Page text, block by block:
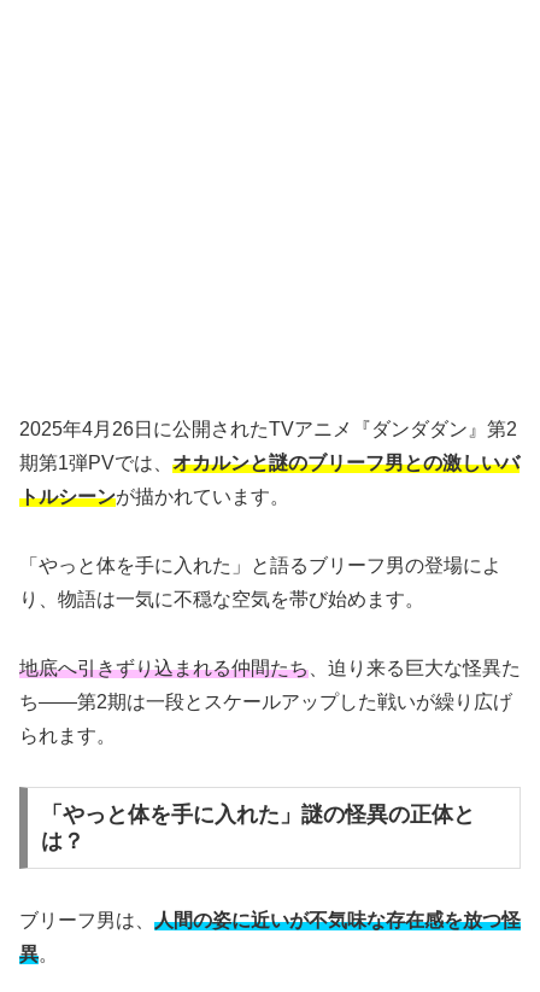
2025年4月26日に公開されたTVアニメ『ダンダダン』第2
期第1弾PVでは、 オカルンと謎のブリーフ男との激しいバ
トルシーンが描かれています。
「やっと体を手に入れた」と語るブリーフ男の登場によ
り、物語は一気に不穏な空気を帯び始めます。
地底へ引きずり込まれる仲間たち 、迫り来る巨大な怪異た
ち――第2期は一段とスケールアップした戦いが繰り広げ
られます。
「やっと体を手に入れた」謎の怪異の正体と
は？
ブリーフ男は、 人間の姿に近いが不気味な存在感を放つ怪
異。